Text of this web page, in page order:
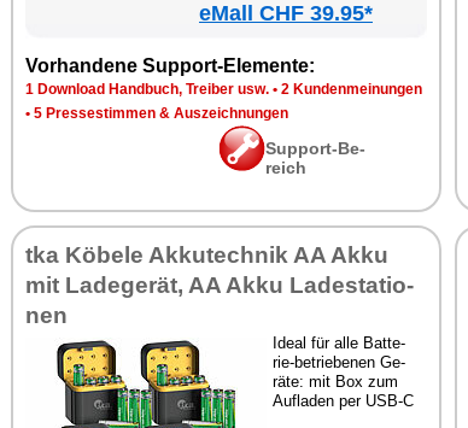
eMall CHF 39.95*
Vor­han­de­ne Sup­port-Ele­men­te:
1 Down­load Hand­buch, Trei­ber usw. • 2 Kun­den­mei­nun­gen
• 5 Pres­se­stim­men & Aus­zeich­nun­gen
Sup­port-Be­
reich
tka Kö­be­le Ak­ku­tech­nik AA Ak­ku
mit La­de­ge­rät, AA Ak­ku La­de­sta­tio­
nen
Ide­al für al­le Bat­te­
rie-be­trie­be­nen Ge­
rä­te: mit Box zum
Auf­la­den per USB-C